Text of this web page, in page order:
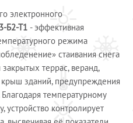
электронного
Б2-Т1 - эффективная
режима
стаивания снега
террас, веранд,
зданий, предупреждения
температурному
устройство контролирует